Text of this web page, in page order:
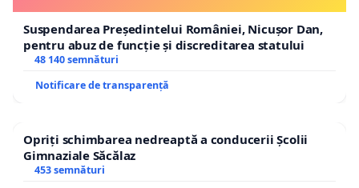
Suspendarea Președintelui României, Nicușor Dan,
pentru abuz de funcție și discreditarea statului
48 140 semnături
Notificare de transparență
Opriți schimbarea nedreaptă a conducerii Școlii
Gimnaziale Săcălaz
453 semnături